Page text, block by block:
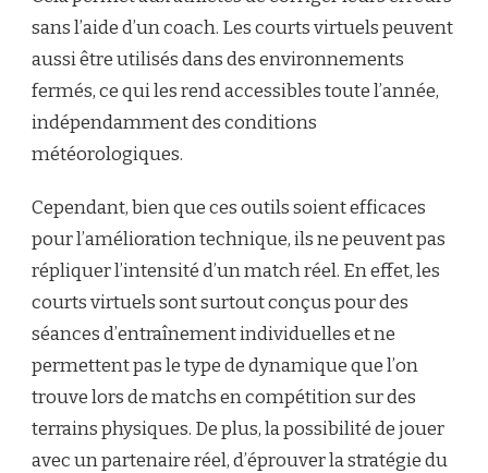
sans l’aide d’un coach. Les courts virtuels peuvent
aussi être utilisés dans des environnements
fermés, ce qui les rend accessibles toute l’année,
indépendamment des conditions
météorologiques.
Cependant, bien que ces outils soient efficaces
pour l’amélioration technique, ils ne peuvent pas
répliquer l’intensité d’un match réel. En effet, les
courts virtuels sont surtout conçus pour des
séances d’entraînement individuelles et ne
permettent pas le type de dynamique que l’on
trouve lors de matchs en compétition sur des
terrains physiques. De plus, la possibilité de jouer
avec un partenaire réel, d’éprouver la stratégie du